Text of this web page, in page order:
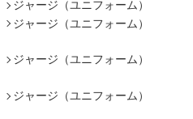
ジャージ（ユニフォーム）
ジャージ（ユニフォーム）
ジャージ（ユニフォーム）
ジャージ（ユニフォーム）